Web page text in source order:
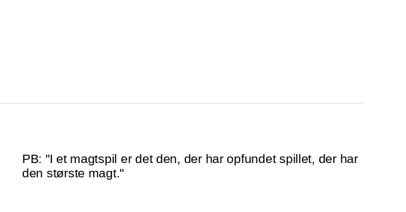
PB: "I et magtspil er det den, der har opfundet spillet, der har
den største magt."